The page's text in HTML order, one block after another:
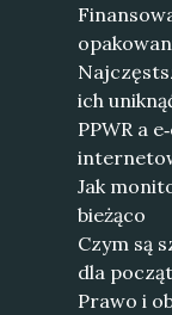
ich
PPWR a
Jak
bieżąco
Czym są
dla
Prawo i